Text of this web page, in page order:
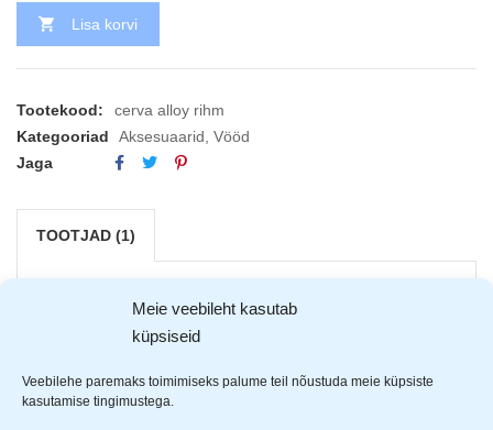
Meie veebileht kasutab
küpsiseid
Veebilehe paremaks toimimiseks palume teil nõustuda meie küpsiste
kasutamise tingimustega.
Lisa korvi
Tootekood:
cerva alloy rihm
Kategooriad
Aksesuaarid Vööd
Jaga
TOOTJAD (1)